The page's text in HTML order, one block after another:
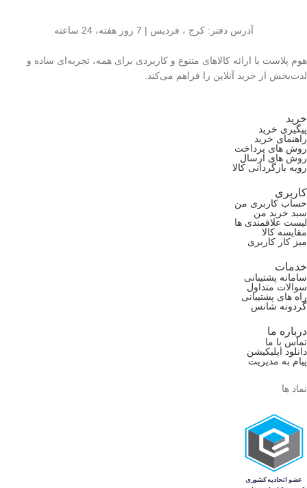
آدرس دفتر: کرج ، فردیس | 7 روز هفته، 24 ساعته
هوم پلاست با ارائه کالاهای متنوع و کاربردی برای همه، تجربه‌ای ساده و
لذت‌بخش از خرید آنلاین را فراهم می‌کند.
خرید
پیگیری خرید
راهنمای خرید
روش های پرداخت
روش های ارسال
رویه بازگردانی کالا
کاربری
حساب کاربری من
سبد خرید من
لیست علاقمندی ها
مقایسه کالا
میز کار کاربری
خدمات
سامانه پشتیبانی
سوالات متداول
راه های پشتیبانی
گردونه شانس
درباره ما
تماس با ما
دانلود اپلیکیشن
پیام به مدیریت
نماد ها